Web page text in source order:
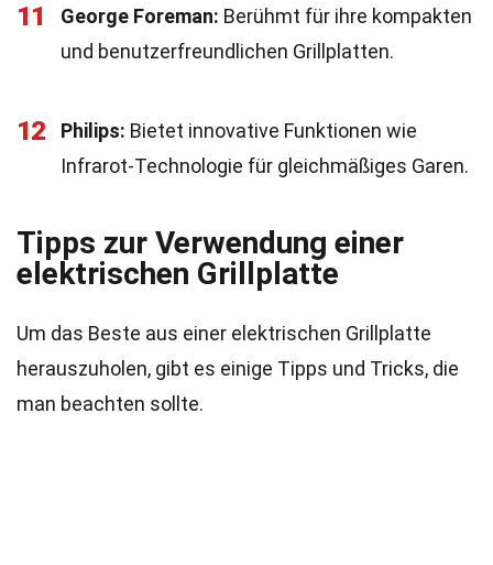
11 George Foreman: Berühmt für ihre kompakten
und benutzerfreundlichen Grillplatten.
12 Philips: Bietet innovative Funktionen wie
Infrarot-Technologie für gleichmäßiges Garen.
Tipps zur Verwendung einer
elektrischen Grillplatte
Um das Beste aus einer elektrischen Grillplatte
herauszuholen, gibt es einige Tipps und Tricks, die
man beachten sollte.